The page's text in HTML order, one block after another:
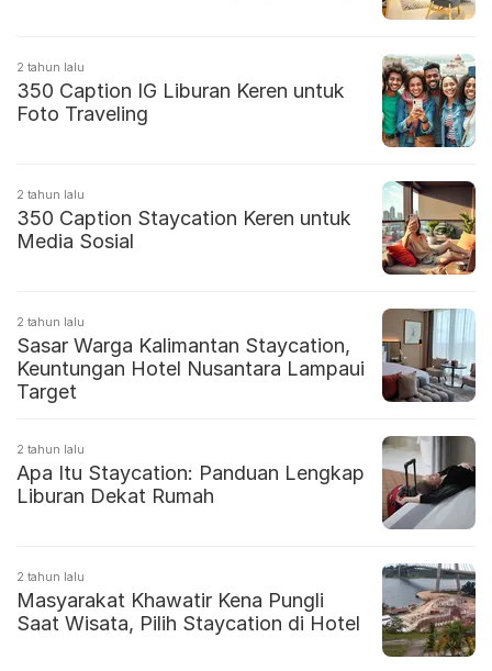
2 tahun lalu
350 Caption IG Liburan Keren untuk
Foto Traveling
2 tahun lalu
350 Caption Staycation Keren untuk
Media Sosial
2 tahun lalu
Sasar Warga Kalimantan Staycation,
Keuntungan Hotel Nusantara Lampaui
Target
2 tahun lalu
Apa Itu Staycation: Panduan Lengkap
Liburan Dekat Rumah
2 tahun lalu
Masyarakat Khawatir Kena Pungli
Saat Wisata, Pilih Staycation di Hotel